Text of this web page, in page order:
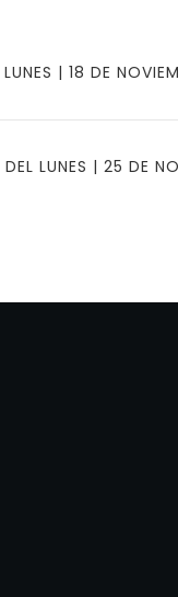
| 18 DE
LUNES | 25 DE